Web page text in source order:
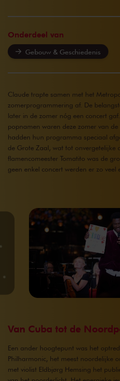
Onderdeel van
Gebouw & Geschiedenis
Claude trapte samen met het
zomerprogrammering af. De
later in de zomer nóg een concert
popnamen waren deze zomer van
hadden hun programma speciaal
de Grote Zaal, wat tot onvergetelijke
flamencomeester Tomatito was de
geen enkel concert werden er zo veel
Van Cuba tot de
Een ander hoogtepunt was het
Philharmonic, het meest noordelijke
met violist Eldbjørg Hemsing het